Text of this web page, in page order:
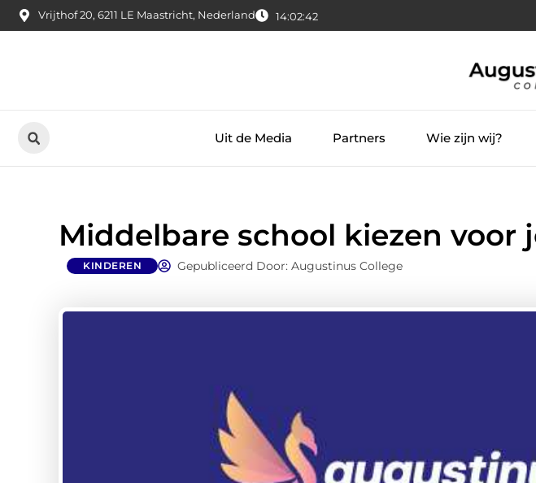
Vrijthof 20, 6211 LE Maastricht, Nederland 14:02:43
Uit de Media Partners Wie zijn wij?
Middelbare school kiezen voor
KINDEREN Gepubliceerd Door: Augustinus College